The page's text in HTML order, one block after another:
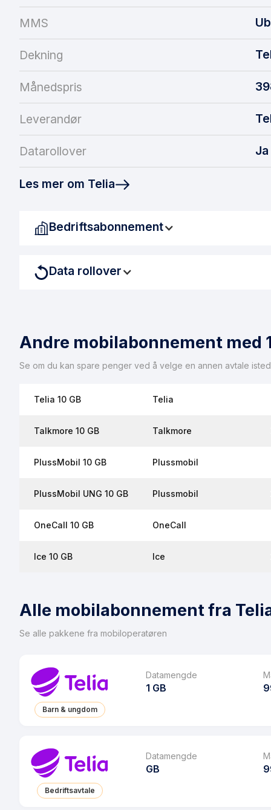
MMS
Dekning
Månedspris
Leverandør
Datarollover Ja
Les mer om Telia
Bedriftsabonnement
Data rollover
Andre mobilabonnement med
Se om du kan spare penger ved å velge en annen avtale
Telia 10 GB Telia
Talkmore 10 GB Talkmore
PlussMobil 10 GB Plussmobil
PlussMobil UNG 10 GB Plussmobil
OneCall 10 GB OneCall
Ice 10 GB Ice
Alle mobilabonnement fra
Se alle pakkene fra mobiloperatøren
Barn & ungdom
Datamengde
1 GB
Ringeminutter
SMS
MMS
Bedriftsavtale
Datamengde
GB